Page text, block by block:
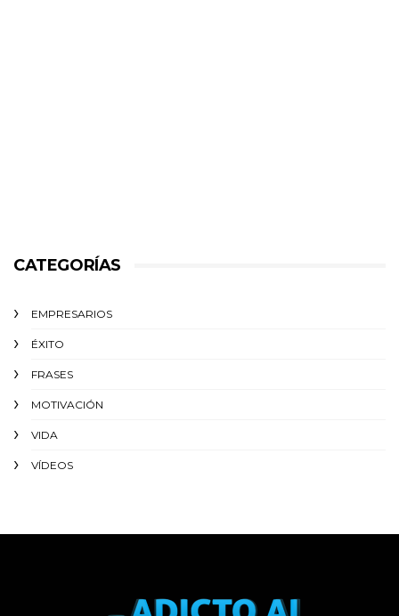
CATEGORÍAS
EMPRESARIOS
ÉXITO‬
FRASES
MOTIVACIÓN
VIDA
VÍDEOS